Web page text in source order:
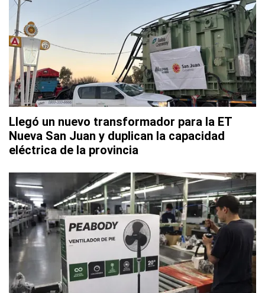
Llegó un nuevo transformador para la ET
Nueva San Juan y duplican la capacidad
eléctrica de la provincia